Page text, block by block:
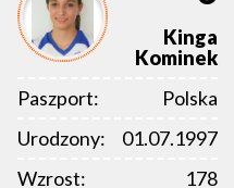
Kinga
Kominek
Paszport:
Polska
Urodzony:
01.07.1997
Wzrost:
178